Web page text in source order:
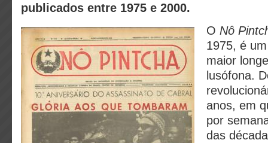
publicados entre 1975 e 2000.
O Nô
1975, é
maior
lusófona.
anos, em
por
das